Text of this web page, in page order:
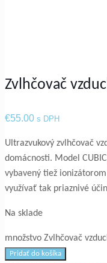
Zvlhčovač
€55.00 s DPH
Ultrazvukový zvlhčovač
domácnosti. Model
vybavený tiež
využívať tak priaznivé
Na sklade
množstvo Zvlhčovač
Pridať do košíka